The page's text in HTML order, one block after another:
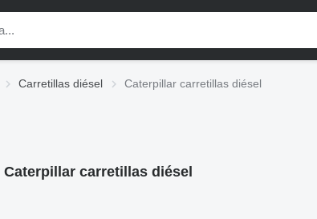
Carretillas diésel Caterpillar carretillas diésel
Caterpillar carretillas diésel